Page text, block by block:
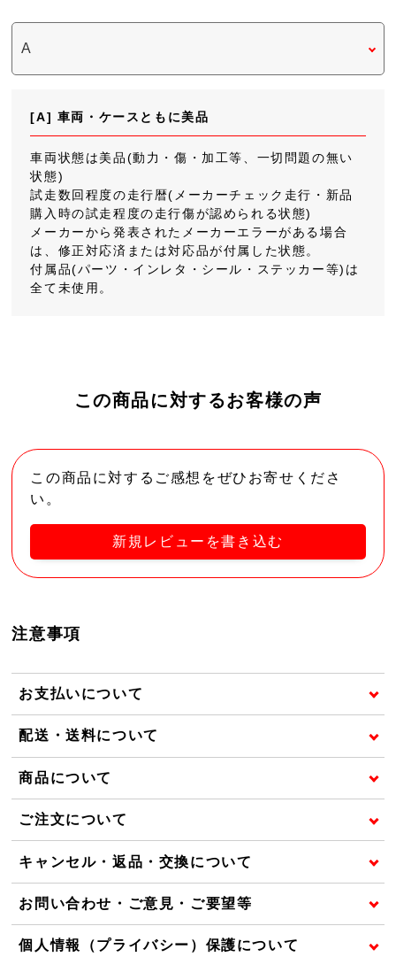
[A] 車両・ケースともに美品
車両状態は美品(動力・傷・加工等、一切問題の無い
状態)
試走数回程度の走行暦(メーカーチェック走行・新品
購入時の試走程度の走行傷が認められる状態)
メーカーから発表されたメーカーエラーがある場合
は、修正対応済または対応品が付属した状態。
付属品(パーツ・インレタ・シール・ステッカー等)は
全て未使用。
この商品に対するお客様の声
この商品に対するご感想をぜひお寄せくださ
い。
新規レビューを書き込む
注意事項
お支払いについて
配送・送料について
商品について
ご注文について
キャンセル・返品・交換について
お問い合わせ・ご意見・ご要望等
個人情報（プライバシー）保護について